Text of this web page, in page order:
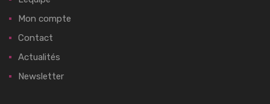
Mon compte
Contact
Actualités
Newsletter